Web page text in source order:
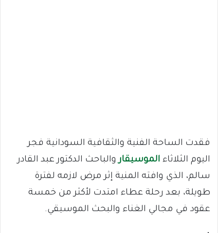
فقدت الساحة الفنية والثقافية السودانية فجر
اليوم الثلاثاء الموسيقاروالباحث الدكتور عبد القادر
سالم، الذي وافته المنية إثر مرض لازمه لفترة
طويلة، بعد رحلة عطاء امتدت لأكثر من خمسة
عقود في مجالي الغناء والبحث الموسيقي.